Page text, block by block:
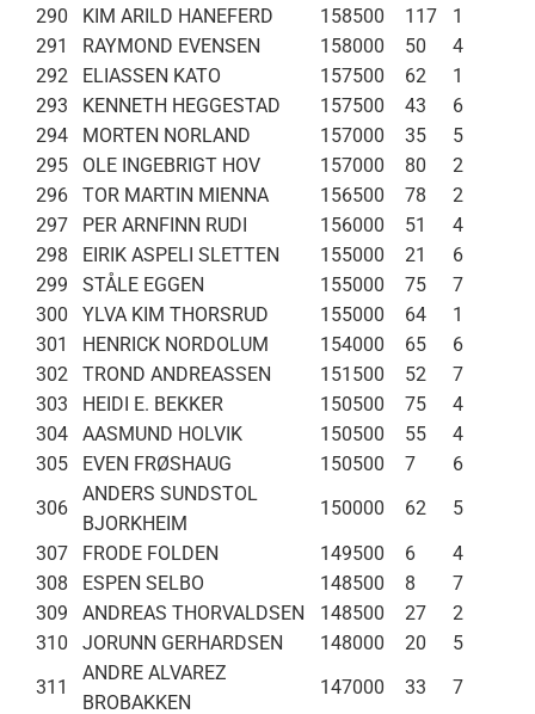
290
KIM ARILD HANEFERD 158500 117
1
291
RAYMOND EVENSEN 158000 50
4
292
ELIASSEN KATO 157500 62
1
293
KENNETH HEGGESTAD 157500 43
6
294
MORTEN NORLAND 157000 35
5
295
OLE INGEBRIGT HOV 157000 80
2
296
TOR MARTIN MIENNA 156500 78
2
297
PER ARNFINN RUDI 156000 51
4
298
EIRIK ASPELI SLETTEN 155000 21
6
299
STÅLE EGGEN 155000 75
7
300
YLVA KIM THORSRUD 155000 64
1
301
HENRICK NORDOLUM 154000 65
6
302
TROND ANDREASSEN 151500 52
7
303
HEIDI E. BEKKER 150500 75
4
304
AASMUND HOLVIK 150500 55
4
305
EVEN FRØSHAUG 150500 7
6
306
ANDERS SUNDSTOL
BJORKHEIM
150000 62
5
307
FRODE FOLDEN 149500 6
4
308
ESPEN SELBO 148500 8
7
309
ANDREAS THORVALDSEN 148500 27
2
310
JORUNN GERHARDSEN 148000 20
5
311
ANDRE ALVAREZ
BROBAKKEN
147000 33
7